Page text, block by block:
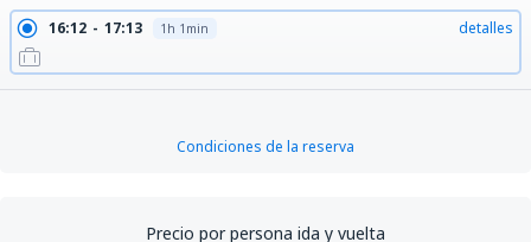
16:12 17:13 1h 1min detalles
Condiciones de la reserva
Precio por persona ida y vuelta